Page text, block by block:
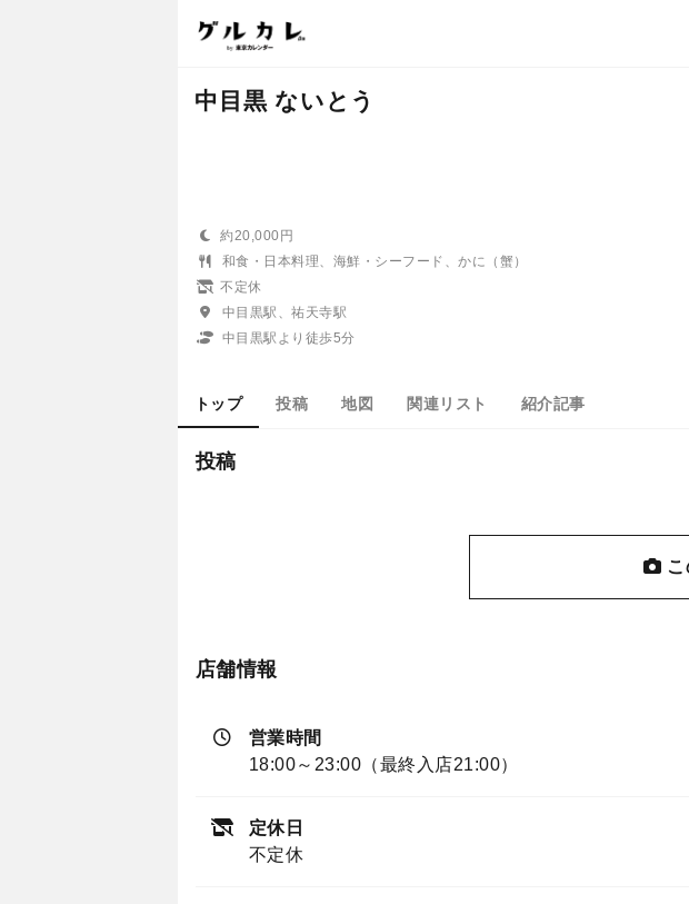
中目黒 ないとう
約20,000円
和食・日本料理、海鮮・シーフード、かに（蟹）
不定休
中目黒駅、祐天寺駅
中目黒駅より徒歩5分
トップ 投稿 地図 関連リスト 紹介記事
投稿
店舗情報
営業時間
18:00～23:00（最終入店21:00）
定休日
不定休